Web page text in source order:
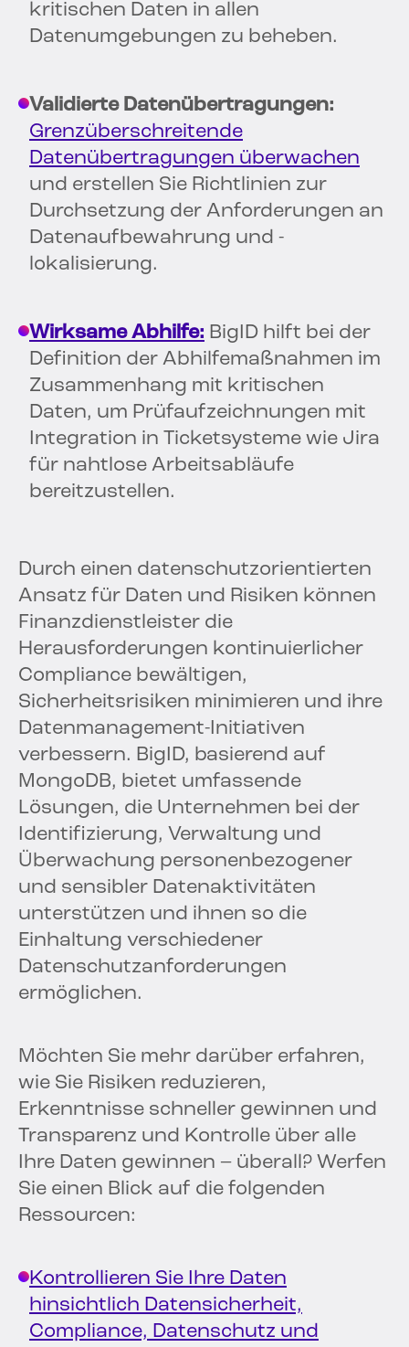
kritischen Daten in allen
Datenumgebungen zu beheben.
Validierte Datenübertragungen:
Grenzüberschreitende
Datenübertragungen überwachen
und erstellen Sie Richtlinien zur
Durchsetzung der Anforderungen an
Datenaufbewahrung und -
lokalisierung.
Wirksame Abhilfe: BigID hilft bei der
Definition der Abhilfemaßnahmen im
Zusammenhang mit kritischen
Daten, um Prüfaufzeichnungen mit
Integration in Ticketsysteme wie Jira
für nahtlose Arbeitsabläufe
bereitzustellen.
Durch einen datenschutzorientierten
Ansatz für Daten und Risiken können
Finanzdienstleister die
Herausforderungen kontinuierlicher
Compliance bewältigen,
Sicherheitsrisiken minimieren und ihre
Datenmanagement-Initiativen
verbessern. BigID, basierend auf
MongoDB, bietet umfassende
Lösungen, die Unternehmen bei der
Identifizierung, Verwaltung und
Überwachung personenbezogener
und sensibler Datenaktivitäten
unterstützen und ihnen so die
Einhaltung verschiedener
Datenschutzanforderungen
ermöglichen.
Möchten Sie mehr darüber erfahren,
wie Sie Risiken reduzieren,
Erkenntnisse schneller gewinnen und
Transparenz und Kontrolle über alle
Ihre Daten gewinnen – überall? Werfen
Sie einen Blick auf die folgenden
Ressourcen:
Kontrollieren Sie Ihre Daten
hinsichtlich Datensicherheit,
Compliance, Datenschutz und